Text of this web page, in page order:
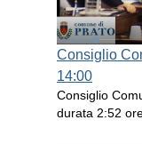
Consiglio
14:00
Consiglio
durata 2:52